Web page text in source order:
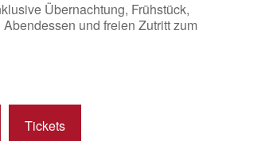
Übernachtung, Frühstück,
und freien Zutritt zum
Tickets